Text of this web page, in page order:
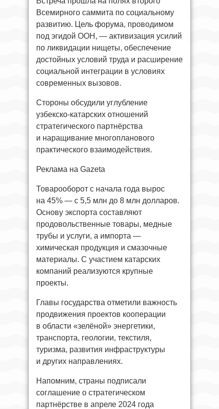
Всемирного саммита по социальному
развитию. Цель форума, проводимом
под эгидой ООН, — активизация усилий
по ликвидации нищеты, обеспечение
достойных условий труда и расширение
социальной интеграции в условиях
современных вызовов.
Стороны обсудили углубление
узбекско-катарских отношений
стратегического партнёрства
и наращивание многопланового
практического взаимодействия.
Реклама на Gazeta
Товарооборот с начала года вырос
на 45% — с 5,5 млн до 8 млн долларов.
Основу экспорта составляют
продовольственные товары, медные
трубы и услуги, а импорта —
химическая продукция и смазочные
материалы. С участием катарских
компаний реализуются крупные
проекты.
Главы государства отметили важность
продвижения проектов кооперации
в области «зелёной» энергетики,
транспорта, геологии, текстиля,
туризма, развития инфраструктуры
и других направлениях.
Напомним, страны подписали
соглашение о стратегическом
партнёрстве в апреле 2024 года